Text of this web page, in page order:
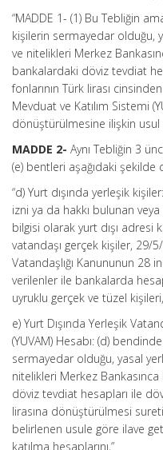
“MADDE 1- (1) Bu Tebliğin
kişilerin sermayedar olduğu,
ve nitelikleri Merkez
bankalardaki döviz tevdiat
fonlarının Türk lirası
Mevduat ve Katılım Sistemi
dönüştürülmesine ilişkin usul
MADDE 2- Aynı Tebliğin 3
(e) bentleri aşağıdaki şekilde
“d) Yurt dışında yerleşik
izni ya da hakkı bulunan
bilgisi olarak yurt dışı adresi
vatandaşı gerçek kişiler, 29/
Vatandaşlığı Kanununun 28
verilenler ile bankalarda
uyruklu gerçek ve tüzel kişileri,
e) Yurt Dışında Yerleşik
(YUVAM) Hesabı: (d)
sermayedar olduğu, yasal
nitelikleri Merkez
döviz tevdiat hesapları ile
lirasına dönüştürülmesi
belirlenen usule göre ilave
katılma hesaplarını,”